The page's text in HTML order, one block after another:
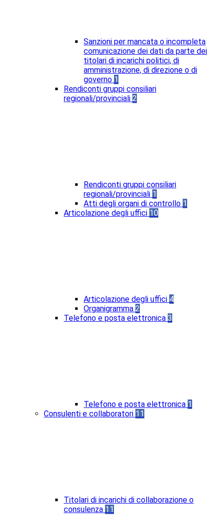
Sanzioni per mancata o incompleta
comunicazione dei dati da parte dei
titolari di incarichi politici, di
amministrazione, di direzione o di
governo 1
Rendiconti gruppi consiliari
regionali/provinciali 2
Rendiconti gruppi consiliari
regionali/provinciali 1
Atti degli organi di controllo 1
Articolazione degli uffici 10
Articolazione degli uffici 4
Organigramma 2
Telefono e posta elettronica 3
Telefono e posta elettronica 1
Consulenti e collaboratori 11
Titolari di incarichi di collaborazione o
consulenza 11